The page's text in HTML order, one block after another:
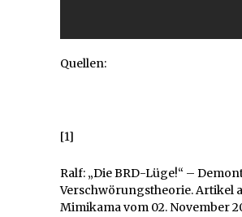
Quellen:
[1]
Ralf: „Die BRD-Lüge!“ –
Verschwörungstheorie. Artikel
Mimikama vom 02. November